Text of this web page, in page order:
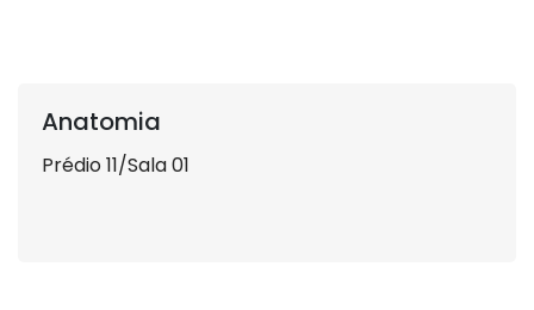
Anatomia
Prédio 11/Sala 01